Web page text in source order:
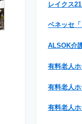
レイクス
ベネッセ「
ALSOK介
有料老人ホ
有料老人ホ
有料老人ホ